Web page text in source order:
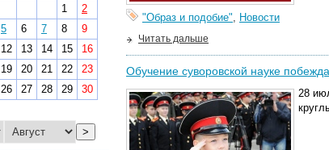
"Образ и подобие", Новости
Читать дальше
Обучение суворовской науке
28
1
2
5 6 7 8
9
12 13 14 15
16
19 20 21 22
23
26 27 28 29
30
>